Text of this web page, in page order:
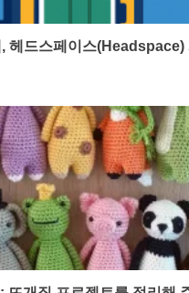
헤드스페이스(Headspace)